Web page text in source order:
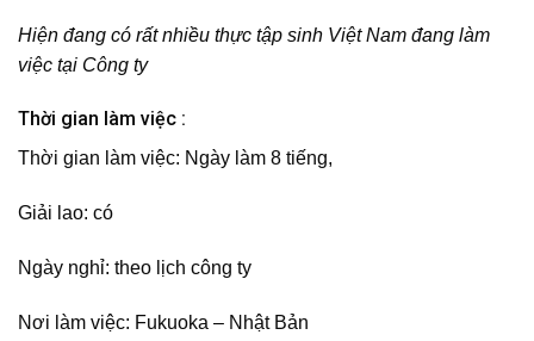
Hiện đang có rất nhiều thực tập sinh Việt Nam đang làm
việc tại Công ty
Thời gian làm việc :
Thời gian làm việc: Ngày làm 8 tiếng,
Giải lao: có
Ngày nghỉ: theo lịch công ty
Nơi làm việc: Fukuoka – Nhật Bản